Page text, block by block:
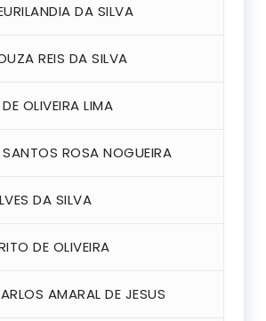
DA SILVA
REIS DA SILVA
OLIVEIRA LIMA
ROSA NOGUEIRA
DA SILVA
DE OLIVEIRA
AMARAL DE JESUS